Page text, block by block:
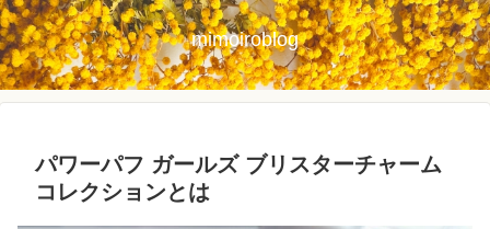
mimoiroblog
パワーパフ ガールズ ブリスターチャーム
コレクションとは